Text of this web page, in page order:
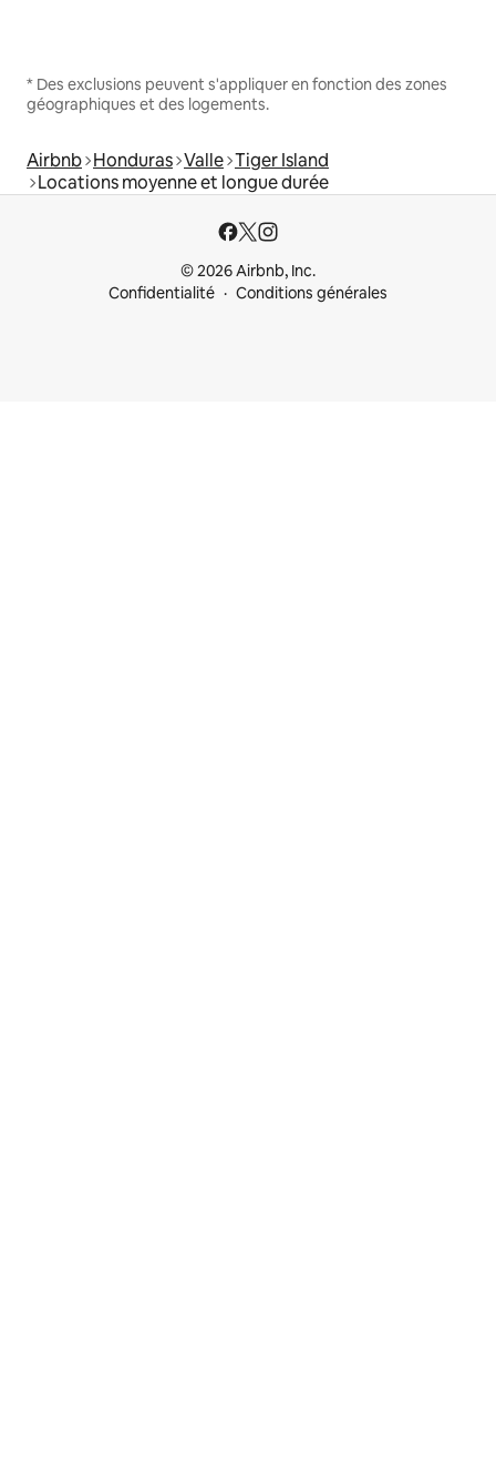
* Des exclusions peuvent s'appliquer en fonction des zones
géographiques et des logements.
Airbnb Honduras Valle Tiger Island
Locations moyenne et longue durée
© 2026 Airbnb, Inc.
Confidentialité
Conditions générales